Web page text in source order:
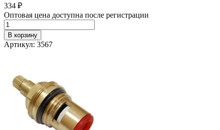
334 ₽
Оптовая цена доступна после регистрации
В корзину
Артикул: 3567